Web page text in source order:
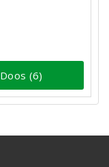
Doos (6)